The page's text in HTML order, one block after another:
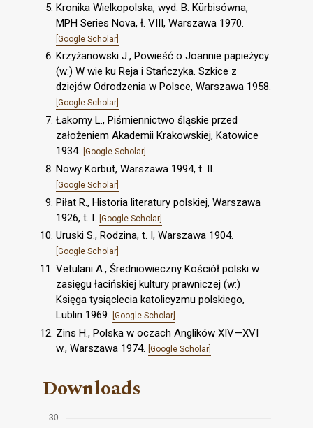
Kronika Wielkopolska, wyd. B. Kürbisówna,
MPH Series Nova, ł. VIII, Warszawa 1970.
[Google Scholar]
Krzyżanowski J., Powieść o Joannie papieżycy
(w:) W wie ku Reja i Stańczyka. Szkice z
dziejów Odrodzenia w Polsce, Warszawa 1958.
[Google Scholar]
Łakomy L., Piśmiennictwo śląskie przed
założeniem Akademii Krakowskiej, Katowice
1934. [Google Scholar]
Nowy Korbut, Warszawa 1994, t. II.
[Google Scholar]
Piłat R., Historia literatury polskiej, Warszawa
1926, t. I.
[Google Scholar]
Uruski S., Rodzina, t. I, Warszawa 1904.
[Google Scholar]
Vetulani A., Średniowieczny Kościół polski w
zasięgu łacińskiej kultury prawniczej (w:)
Księga tysiąclecia katolicyzmu polskiego,
Lublin 1969. [Google Scholar]
Zins H., Polska w oczach Anglików XIV—XVI
w., Warszawa 1974. [Google Scholar]
Downloads